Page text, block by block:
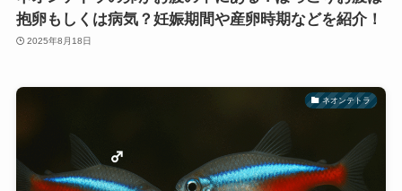
抱卵もしくは病気？妊娠期間や産卵時期などを紹介！
2025年8月18日
ネオンテトラ